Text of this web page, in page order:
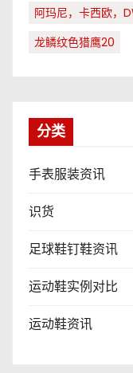
阿玛尼，卡西欧，
龙鳞纹色猎鹰20
分类
手表服装资讯
识货
足球鞋钉鞋资讯
运动鞋实例对比
运动鞋资讯